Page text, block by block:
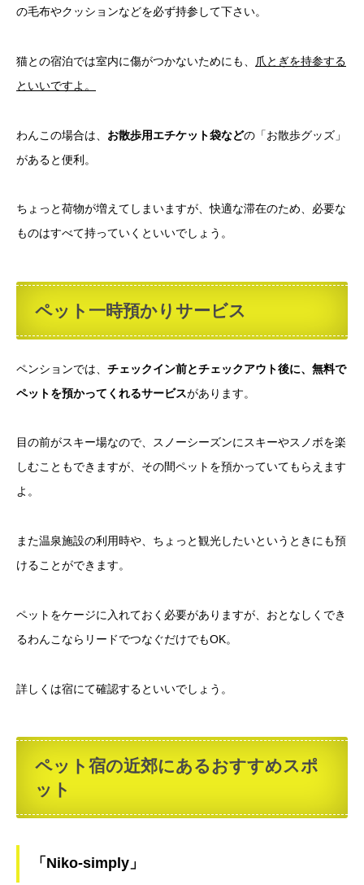
の毛布やクッションなどを必ず持参して下さい。
猫との宿泊では室内に傷がつかないためにも、
爪とぎを持参する
といいですよ。
わんこの場合は、 お散歩用エチケット袋などの「お散歩グッズ」
があると便利。
ちょっと荷物が増えてしまいますが、快適な滞在のため、必要な
ものはすべて持っていくといいでしょう。
ペット一時預かりサービス
ペンションでは、 チェックイン前とチェックアウト後に、無料で
ペットを預かってくれるサービスがあります。
目の前がスキー場なので、スノーシーズンにスキーやスノボを楽
しむこともできますが、その間ペットを預かっていてもらえます
よ。
また温泉施設の利用時や、ちょっと観光したいというときにも預
けることができます。
ペットをケージに入れておく必要がありますが、おとなしくでき
るわんこならリードでつなぐだけでもOK。
詳しくは宿にて確認するといいでしょう。
ペット宿の近郊にあるおすすめスポ
ット
「Niko-simply」